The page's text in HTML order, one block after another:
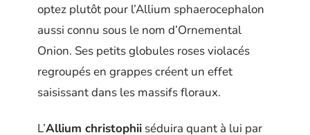
optez plutôt pour l’Allium sphaerocephalon
aussi connu sous le nom d’Ornemental
Onion. Ses petits globules roses violacés
regroupés en grappes créent un effet
saisissant dans les massifs floraux.
L’Allium christophii séduira quant à lui par